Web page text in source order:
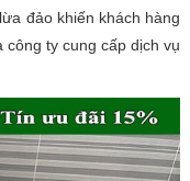
đảo khiến khách hàng
ty cung cấp dịch vụ